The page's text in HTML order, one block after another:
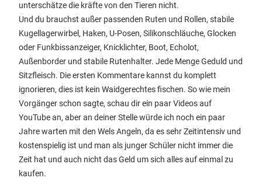
unterschätze die kräfte von den Tieren nicht.
Und du brauchst außer passenden Ruten und Rollen, stabile
Kugellagerwirbel, Haken, U-Posen, Silikonschläuche, Glocken
oder Funkbissanzeiger, Knicklichter, Boot, Echolot,
Außenborder und stabile Rutenhalter. Jede Menge Geduld und
Sitzfleisch. Die ersten Kommentare kannst du komplett
ignorieren, dies ist kein Waidgerechtes fischen. So wie mein
Vorgänger schon sagte, schau dir ein paar Videos auf
YouTube an, aber an deiner Stelle würde ich noch ein paar
Jahre warten mit den Wels Angeln, da es sehr Zeitintensiv und
kostenspielig ist und man als junger Schüler nicht immer die
Zeit hat und auch nicht das Geld um sich alles auf einmal zu
kaufen.